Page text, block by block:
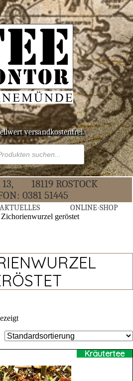
versandkostenfrei.
18119 ROS­TOCK
0381 51445
AKTU­EL­LES ONLINE-SHOP
geröstet
Kräutertee